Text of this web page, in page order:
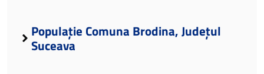
Populație Comuna Brodina, Județul
Suceava